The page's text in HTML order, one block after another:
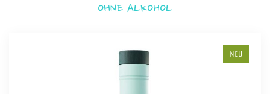
OHNE ALKOHOL
NEU